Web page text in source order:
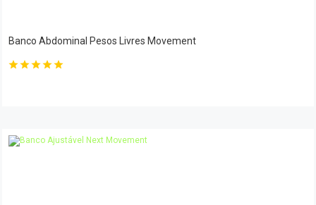
Banco Abdominal Pesos Livres Movement